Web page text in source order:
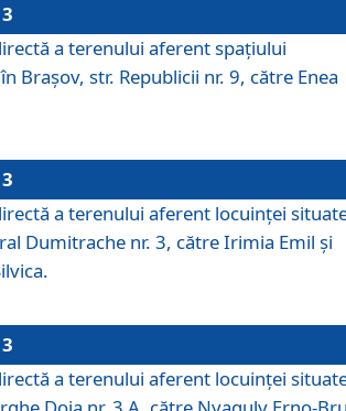
a terenului aferent spaţiului
Braşov, str. Republicii nr. 9, către Enea
a terenului aferent locuinţei
Dumitrache nr. 3, către Irimia Emil şi
a terenului aferent locuinţei